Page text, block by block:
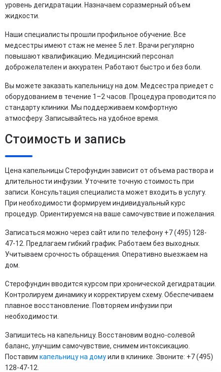
уровень дегидратации. Назначаем соразмерный объем
жидкости.
Наши специалисты прошли профильное обучение. Все
медсестры имеют стаж не менее 5 лет. Врачи регулярно
повышают квалификацию. Медицинский персонал
доброжелателен и аккуратен. Работают быстро и без боли.
Вы можете заказать капельницу на дом. Медсестра приедет с
оборудованием в течение 1–2 часов. Процедура проводится по
стандарту клиники. Мы поддерживаем комфортную
атмосферу. Записывайтесь на удобное время.
Стоимость и запись
Цена капельницы Стерофундин зависит от объема раствора и
длительности инфузии. Уточните точную стоимость при
записи. Консультация специалиста может входить в услугу.
При необходимости формируем индивидуальный курс
процедур. Ориентируемся на ваше самочувствие и пожелания.
Записаться можно через сайт или по телефону +7 (495) 128-
47-12. Предлагаем гибкий график. Работаем без выходных.
Учитываем срочность обращения. Оперативно выезжаем на
дом.
Стерофундин вводится курсом при хронической дегидратации.
Контролируем динамику и корректируем схему. Обеспечиваем
плавное восстановление. Повторяем инфузии при
необходимости.
Запишитесь на капельницу. Восстановим водно-солевой
баланс, улучшим самочувствие, снимем интоксикацию.
Поставим капельницу на домуили в клинике. Звоните: +7 (495)
128-47-12.